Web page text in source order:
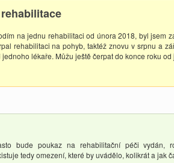
na jednu rehabilitaci od února 2018, byl jsem
rehabilitaci na pohyb, taktéž znovu v srpnu a
lékaře. Můžu ještě čerpat do konce roku
bude poukaz na rehabilitační péči vydán,
tedy omezení, které by uvádělo, kolikrát a jak